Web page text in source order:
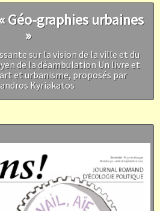
Géo-graphies urbaines
»
sur la vision de la ville et du
de la déambulation Un livre et
et urbanisme, proposés par
Kyriakatos